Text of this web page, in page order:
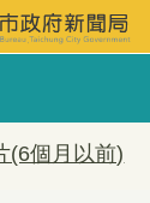
(6個月以前)